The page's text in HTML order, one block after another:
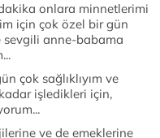
onlara minnetlerimi
için çok özel bir gün
sevgili anne-babama
çok sağlıklıyım ve
işledikleri için,
ve de emeklerine